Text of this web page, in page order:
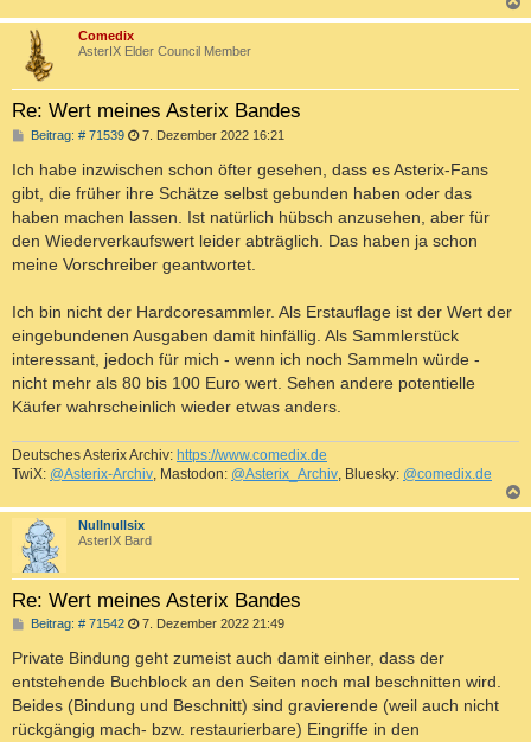
a
Comedix
AsterIX Elder Council Member
Re: Wert meines Asterix Bandes
Beitrag: # 71539B
i
r
a
g
7. Dezember 2022 16:21
Ich habe inzwischen schon öfter gesehen, dass es Asterix-Fans
gibt, die früher ihre Schätze selbst gebunden haben oder das
haben machen lassen. Ist natürlich hübsch anzusehen, aber für
den Wiederverkaufswert leider abträglich. Das haben ja schon
meine Vorschreiber geantwortet.
Ich bin nicht der Hardcoresammler. Als Erstauflage ist der Wert der
eingebundenen Ausgaben damit hinfällig. Als Sammlerstück
interessant, jedoch für mich - wenn ich noch Sammeln würde -
nicht mehr als 80 bis 100 Euro wert. Sehen andere potentielle
Käufer wahrscheinlich wieder etwas anders.
Deutsches Asterix Archiv: https://www.comedix.de
TwiX: @Asterix-Archiv , Mastodon: @Asterix_Archiv , Bluesky: @comedix.de
a
Nullnullsix
AsterIX Bard
Re: Wert meines Asterix Bandes
Beitrag: # 71542B
i
t
r
a
g
7. Dezember 2022 21:49
Private Bindung geht zumeist auch damit einher, dass der
entstehende Buchblock an den Seiten noch mal beschnitten wird.
Beides (Bindung und Beschnitt) sind gravierende (weil auch nicht
rückgängig mach- bzw. restaurierbare) Eingriffe in den